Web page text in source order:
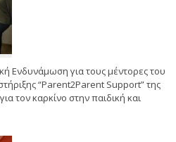
Ενδυνάμωση για τους μέντορες του
“Parent2Parent Support” της
τον καρκίνο στην παιδική και